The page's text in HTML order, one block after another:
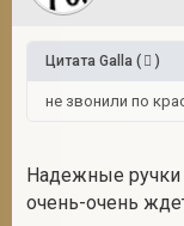
Цитата Galla ( )
не звонили по
Надежные ручки
очень-очень